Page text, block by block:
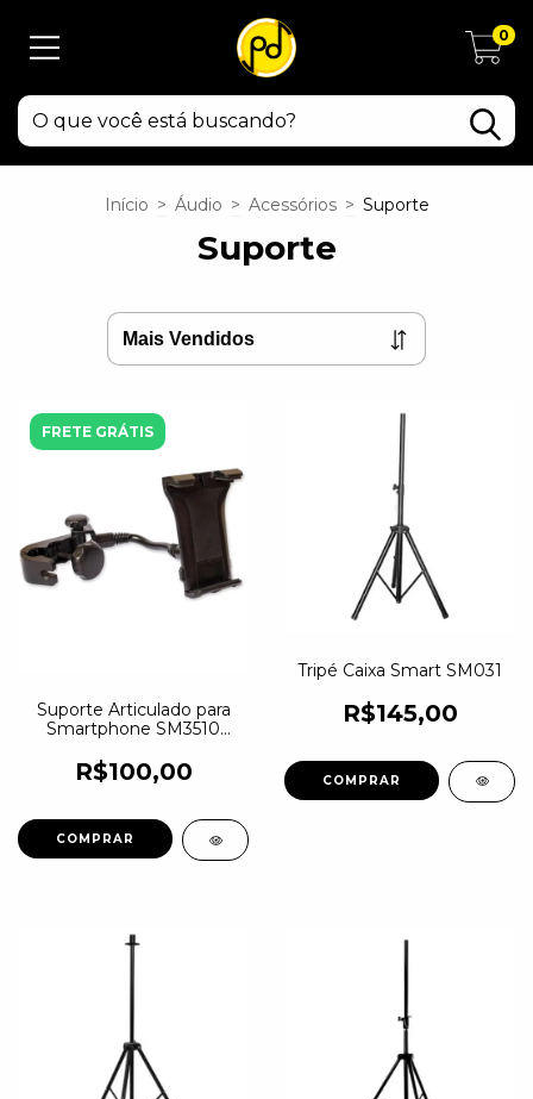
0
Início > Áudio > Acessórios > Suporte
Suporte
FRETE GRÁTIS
Suporte Articulado para
Smartphone SM3510
R$100,00
Tripé Caixa Smart SM031
R$145,00